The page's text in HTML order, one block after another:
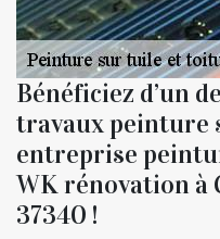
Bénéficiez d’un
travaux peinture
entreprise
WK rénovation à
37340 !